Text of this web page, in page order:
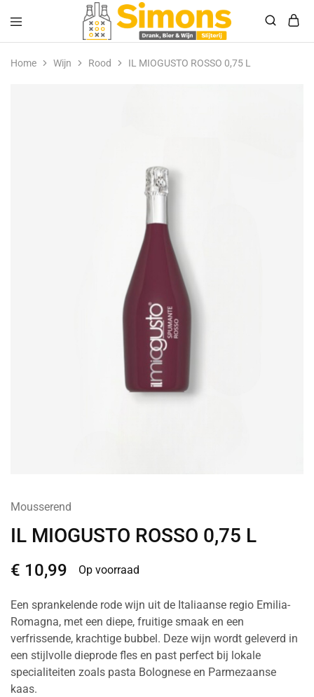
Simonsdrank.nl
Drank,
Bier
&
Home Wijn Rood IL MIOGUSTO ROSSO 0,75 L
Mousserend
IL MIOGUSTO ROSSO 0,75 L
€ 10,99 Op voorraad
Een sprankelende rode wijn uit de Italiaanse regio Emilia-
Romagna, met een diepe, fruitige smaak en een
verfrissende, krachtige bubbel. Deze wijn wordt geleverd in
een stijlvolle dieprode fles en past perfect bij lokale
specialiteiten zoals pasta Bolognese en Parmezaanse
kaas.